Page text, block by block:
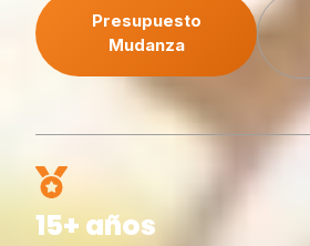
Presupuesto
Mudanza
15+ años